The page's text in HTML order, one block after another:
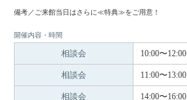
備考／ご来館当日はさらに≪特典≫をご用意！
開催内容・時間
相談会 10:00〜12:00
相談会 11:00〜13:00
相談会 14:00〜16:00